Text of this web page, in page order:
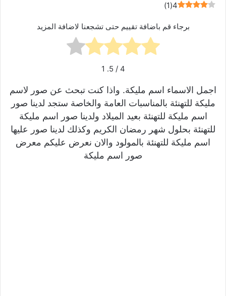
4
(
1
)
برجاء قم باضافة تقييم حتى تشجعنا لاضافة المزيد
4
/ 5.
1
اجمل الاسماء اسم مليكة. واذا كنت تبحث عن صور لاسم
مليكة للتهنئة بالمناسبات العامة والخاصة ستجد لدينا صور
اسم مليكة للتهنئة بعيد الميلاد ولدينا صور اسم مليكة
للتهنئة بحلول شهر رمضان الكريم وكذلك لدينا صور عليها
اسم مليكة للتهنئة بالمولود والان نعرض عليكم معرض
صور اسم مليكة